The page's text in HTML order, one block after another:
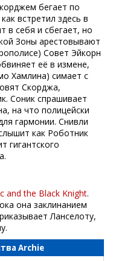
бегает по
встретил здесь в
в себя и сбегает, но
Зоны арестовывают
Совет Эйкорн
её в измене,
Хамлина) симает с
Скорджа,
Соник спрашивает
на что полицейски
гармонии. Снивли
как Роботник
гигантского
and the Black Knight.
она заклинанием
Ланселоту,
Archie